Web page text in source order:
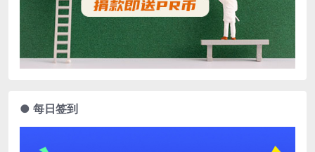
● 每日签到